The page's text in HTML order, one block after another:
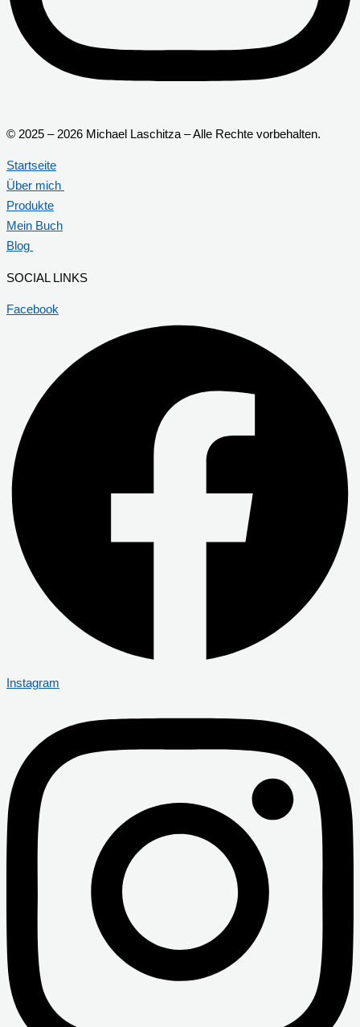
© 2025 – 2026 Michael Laschitza – Alle Rechte vorbehalten.
Startseite
Über mich
Produkte
Mein Buch
Blog
SOCIAL LINKS
Facebook
Instagram